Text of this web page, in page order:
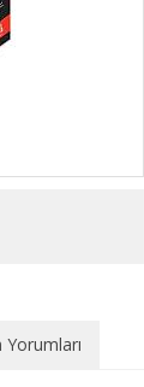
Yorumları